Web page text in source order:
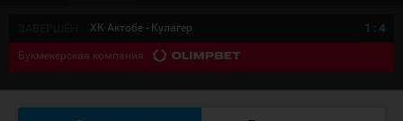
ХК Актобе - Кулагер 1 : 4
Букмекерская компания